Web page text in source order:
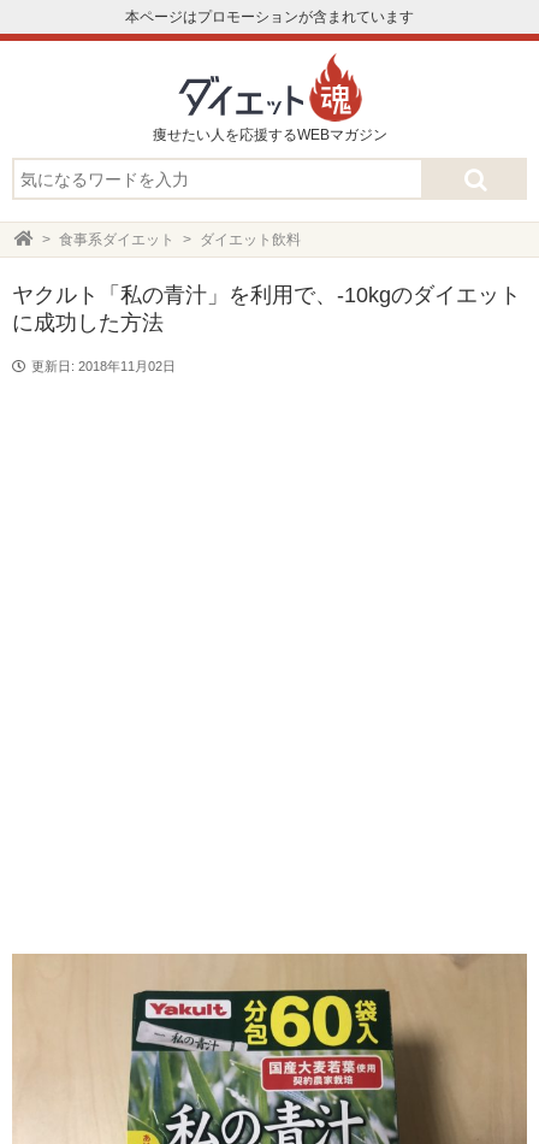
本ページはプロモーションが含まれています
痩せたい人を応援するWEBマガジン
食事系ダイエット ダイエット飲料
ヤクルト「私の青汁」を利用で、-10kgのダイエット
に成功した方法
更新日: 2018年11月02日